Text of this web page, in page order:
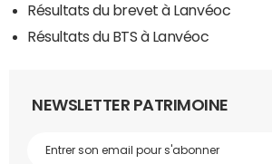
Résultats du brevet à Lanvéoc
Résultats du BTS à Lanvéoc
NEWSLETTER PATRIMOINE